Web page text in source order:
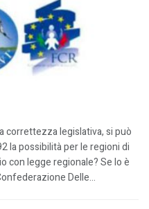
correttezza legislativa, si può
la possibilità per le regioni di
con legge regionale? Se lo è
Delle...